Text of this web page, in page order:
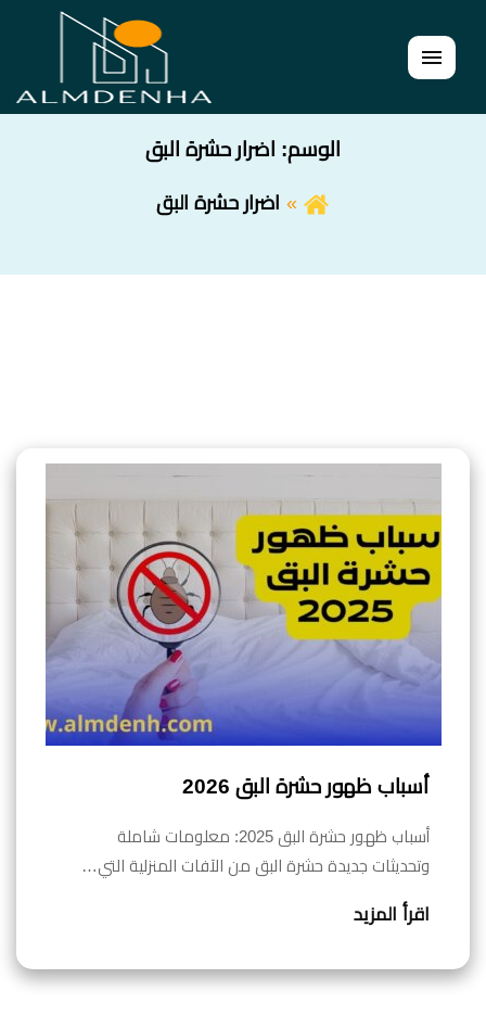
القائمة
الوسم: اضرار حشرة البق
اضرار حشرة البق
أسباب ظهور حشرة البق 2026
أسباب ظهور حشرة البق 2025: معلومات شاملة
وتحديثات جديدة حشرة البق من الآفات المنزلية التي…
اقرأ المزيد